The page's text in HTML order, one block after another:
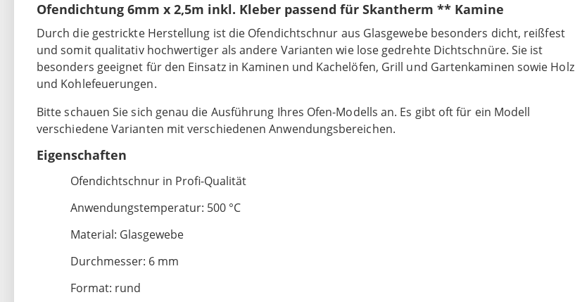
Ofendichtung 6mm x 2,5m inkl. Kleber passend für Skantherm ** Kamine
Durch die gestrickte Herstellung ist die Ofendichtschnur aus Glasgewebe besonders dicht, reißfest
und somit qualitativ hochwertiger als andere Varianten wie lose gedrehte Dichtschnüre. Sie ist
besonders geeignet für den Einsatz in Kaminen und Kachelöfen, Grill und Gartenkaminen sowie Holz
und Kohlefeuerungen.
Bitte schauen Sie sich genau die Ausführung Ihres Ofen-Modells an. Es gibt oft für ein Modell
verschiedene Varianten mit verschiedenen Anwendungsbereichen.
Eigenschaften
Ofendichtschnur in Profi-Qualität
Anwendungstemperatur: 500 °C
Material: Glasgewebe
Durchmesser: 6 mm
Format: rund